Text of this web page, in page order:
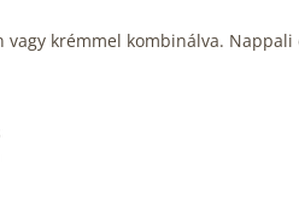
krémmel kombinálva.